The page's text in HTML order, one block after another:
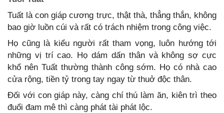
Tuất là con giáp cương trực, thật thà, thẳng thắn, không
bao giờ luồn cúi và rất có trách nhiệm trong công việc.
Họ cũng là kiểu người rất tham vọng, luôn hướng tới
những vị trí cao. Họ dám dấn thân và không sợ cực
khổ nên Tuất thường thành công sớm. Họ có nhà cao
cửa rộng, tiền tỷ trong tay ngay từ thuở độc thân.
Đối với con giáp này, càng chí thú làm ăn, kiên trì theo
đuổi đam mê thì càng phát tài phát lộc.